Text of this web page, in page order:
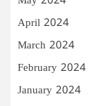
April 2024
March 2024
February 2024
January 2024